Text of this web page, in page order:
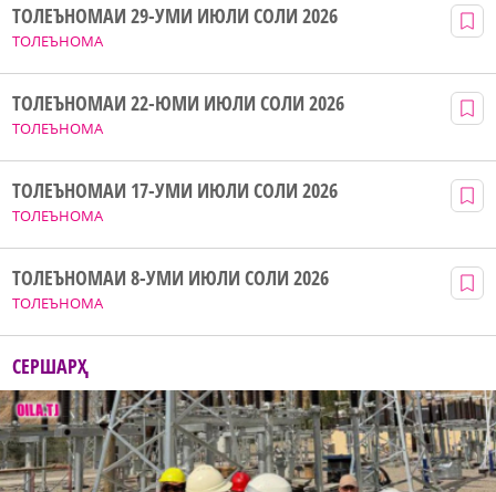
ТОЛЕЪНОМА
ТОЛЕЪНОМАИ 29-УМИ ИЮЛИ СОЛИ 2026
ТОЛЕЪНОМА
ТОЛЕЪНОМАИ 22-ЮМИ ИЮЛИ СОЛИ 2026
ТОЛЕЪНОМА
ТОЛЕЪНОМАИ 17-УМИ ИЮЛИ СОЛИ 2026
ТОЛЕЪНОМА
ТОЛЕЪНОМАИ 8-УМИ ИЮЛИ СОЛИ 2026
СЕРШАРҲ